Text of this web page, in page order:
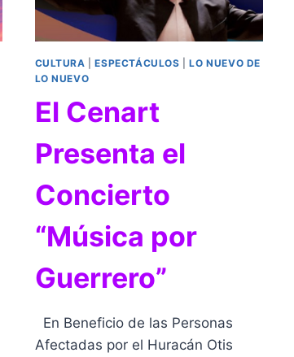
VISTA”
CULTURA |ESPECTÁCULOS |LO NUEVO DE
LO NUEVO
El Cenart
Presenta el
Concierto
“Música por
Guerrero”
En Beneficio de las Personas
Afectadas por el Huracán Otis